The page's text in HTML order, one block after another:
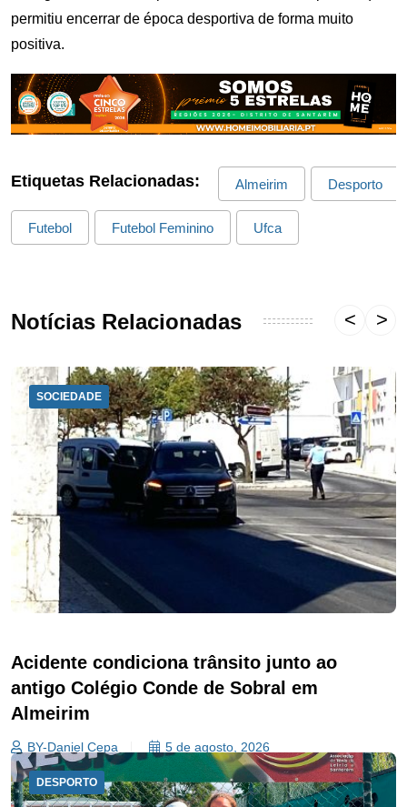
permitiu encerrar de época desportiva de forma muito
positiva.
Etiquetas Relacionadas: Almeirim Desporto
Futebol Futebol Feminino Ufca
Notícias Relacionadas
SOCIEDADE
Acidente condiciona trânsito junto ao
antigo Colégio Conde de Sobral em
Almeirim
BY-Daniel Cepa 5 de agosto, 2026
DESPORTO